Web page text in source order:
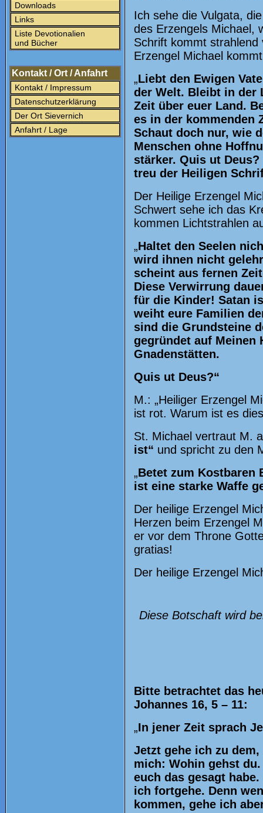
Downloads
Links
Liste Devotionalien
und Bücher
Kontakt / Ort / Anfahrt
Kontakt / Impressum
Datenschutzerklärung
Der Ort Sievernich
Anfahrt / Lage
Ich sehe die Vulgata,
des Erzengels Michael,
Schrift kommt
Erzengel Michael
„Liebt den Ewigen
der Welt. Bleibt in der
Zeit über euer Land.
es in der kommenden
Schaut doch nur, wie
Menschen ohne
stärker. Quis ut
treu der Heiligen
Der Heilige Erzengel
Schwert sehe ich das
kommen Lichtstrahlen
„Haltet den Seelen
wird ihnen nicht
scheint aus fernen
Diese Verwirrung
für die Kinder! Satan
weiht eure Familien
sind die Grundsteine
gegründet auf Meinen
Gnadenstätten.
Quis ut Deus?“
M.: „Heiliger Erzengel
ist rot. Warum ist es
St. Michael vertraut M.
ist“ und spricht zu den
„Betet zum Kostbaren
ist eine starke Waffe
Der heilige Erzengel
Herzen beim Erzengel
er vor dem Throne
gratias!
Der heilige Erzengel
Diese Botschaft wird
Bitte betrachtet das
Johannes 16, 5 – 11:
„In jener Zeit sprach
Jetzt gehe ich zu
mich: Wohin gehst
euch das gesagt
ich fortgehe. Denn
kommen, gehe ich